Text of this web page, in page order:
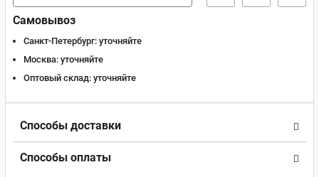
Самовывоз
Санкт-Петербург: уточняйте
Москва: уточняйте
Оптовый склад: уточняйте
Способы доставки
Способы оплаты